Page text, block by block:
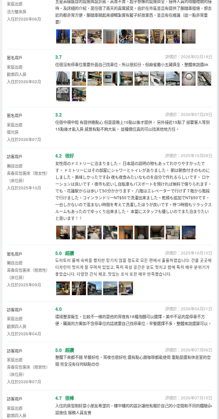
家庭出遊
活力雙床房
入住於2026年06月
五星高級飯店的設施與設計感，高貴不貴，超乎想像的設施齊全，接待人員的得體禮貌的接
待、及詳細的介紹，是住宿了兩天的真實感受。由於在市區並且有提供了腳踏車租借，想去
近的都非常方便，腳踏車騎起來順暢紮實有籃子好放東西、並且有在維護（這一點非常重
要）
匿名用戶
家庭出遊
歡樂四人房
入住於2026年02月
3.7
評價於：2026年02月18日
住宿沒有停車位需要外面自己找車位，所以很扣分，但麻雀雖小五藏俱全，整體來說還ok
匿名用戶
家庭出遊
陽光房
入住於2026年07月
3.2
評價於：2026年07月29日
住宿中規中矩 有提供晚點心 但是是晚上10點以後才提供。 另外接近15點了 卻要客人等到
15點後才能入房 感覺有點不夠大氣。 這種價位真的可以找其他地方住。
訪客用戶
獨自出遊
青春背包客床（限女性）
（床位房）
入住於2025年10月
4.2 很好
評價於：2025年10月08日
女性用のドミトリーに泊まりました。 日本語の説明の物もあってわかりやすかったで
す。 ドミトリーにはその部屋にシャワーとトイレがありました。 朝は朝食付きのものに
しました。美味しかったです👍 夜も夜食みたいなものを自分で作れるらしいです。 ロケ
ーションは良いです。夜市も近いし自転車もパスポートを預ければ無料で借りられます。
でも、花蓮駅からは歩いて50分かかります。 八階はエレベーターで行けず７階から階段
で行けました。コインランドリーNT$50で洗濯出來ました。乾燥も追加でNT$50です。
一台しかないので混まない時間を考えて洗濯したほうが良いです。待つ時間もリラックス
ルームもあったのでゆっくり出來ました。 本當にスタッフも優しいのでまた泊まりたい
と思います！！
匿名用戶
獨自出遊
青春背包客床（限男性）
（床位房）
入住於2025年09月
5.0 超讚
評價於：2025年10月10日
도미토리 룸에 숙박을 했지만 믿기지 않을 정도로 모든 면에서 훌륭하였습니다. 건물 곳곳에
디자인이 멋지게 잘 꾸며져 있었고, 특히 옥상 공간은 뷰도 멋지고 밤에 특히 매우 분위기가
좋았습니다. 다양한 간식 제공, 맛있는 조식 또한 매우 만족했습니다.
訪客用戶
家庭出遊
歡樂四人房
入住於2026年04月
4.0
評價於：2026年04月21日
環境整潔衛生，比較不一樣的是他的宵夜有18種泡麵可以選擇，美中不足的是停車不方
便，購買的方案如不含停車位的話就要自己找停車位，早餐選擇不多，整體來說還算可以。
訪客用戶
家庭出遊
青春背包客床（限男性）
（床位房）
入住於2026年07月
5.0 超讚
評價於：2026年07月06日
整體下來都不錯 早餐好吃，宵夜也很好吃 還有點心跟咖啡都能使用 重點是還有休息室的空
間 完全沒有任何缺點😍😍
訪客用戶
家庭出遊
歡樂四人房
4.7 很棒
評價於：2026年07月10日
入住的房型剛好是小朋友希望的，樓中樓的的設計讓他有屬於自己的小空間和不同的體驗👍
設施佳 服務人員友善